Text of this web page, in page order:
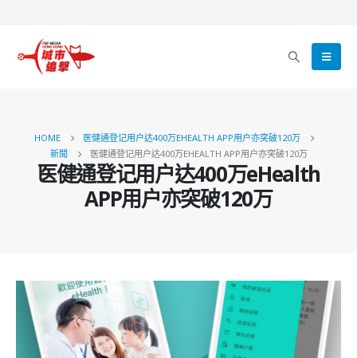
HOME
医健通登记用户达400万EHEALTH APP用户亦突破120万
新聞
医健通登记用户达400万EHEALTH APP用户亦突破120万
医健通登记用户达400万eHealth
APP用户亦突破120万